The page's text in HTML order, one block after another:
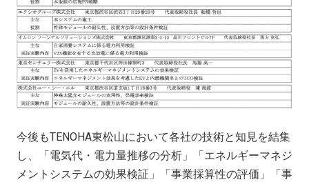
今後もTENOHA東松山において各社の技術と知見を結集
し、「電気代・電力量推移の分析」「エネルギーマネジ
メントシステムの効果検証」「事業採算性の評価」「事